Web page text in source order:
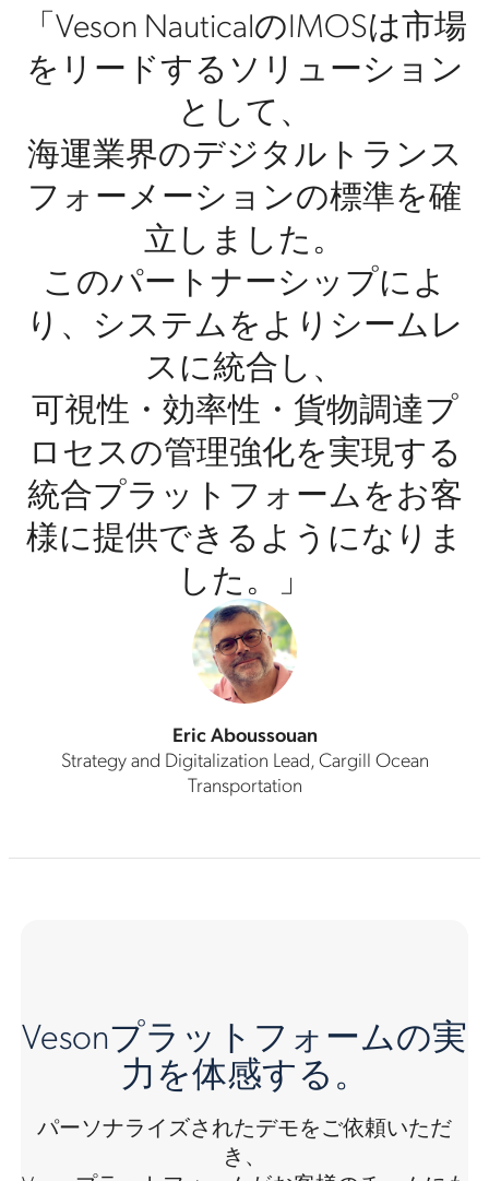
「Veson NauticalのIMOSは市場
をリードするソリューション
として、
海運業界のデジタルトランス
フォーメーションの標準を確
立しました。
このパートナーシップによ
り、システムをよりシームレ
スに統合し、
可視性・効率性・貨物調達プ
ロセスの管理強化を実現する
統合プラットフォームをお客
様に提供できるようになりま
した。」
Eric Aboussouan
Strategy and Digitalization Lead, Cargill Ocean
Transportation
Vesonプラットフォームの実
力を体感する。
パーソナライズされたデモをご依頼いただ
き、